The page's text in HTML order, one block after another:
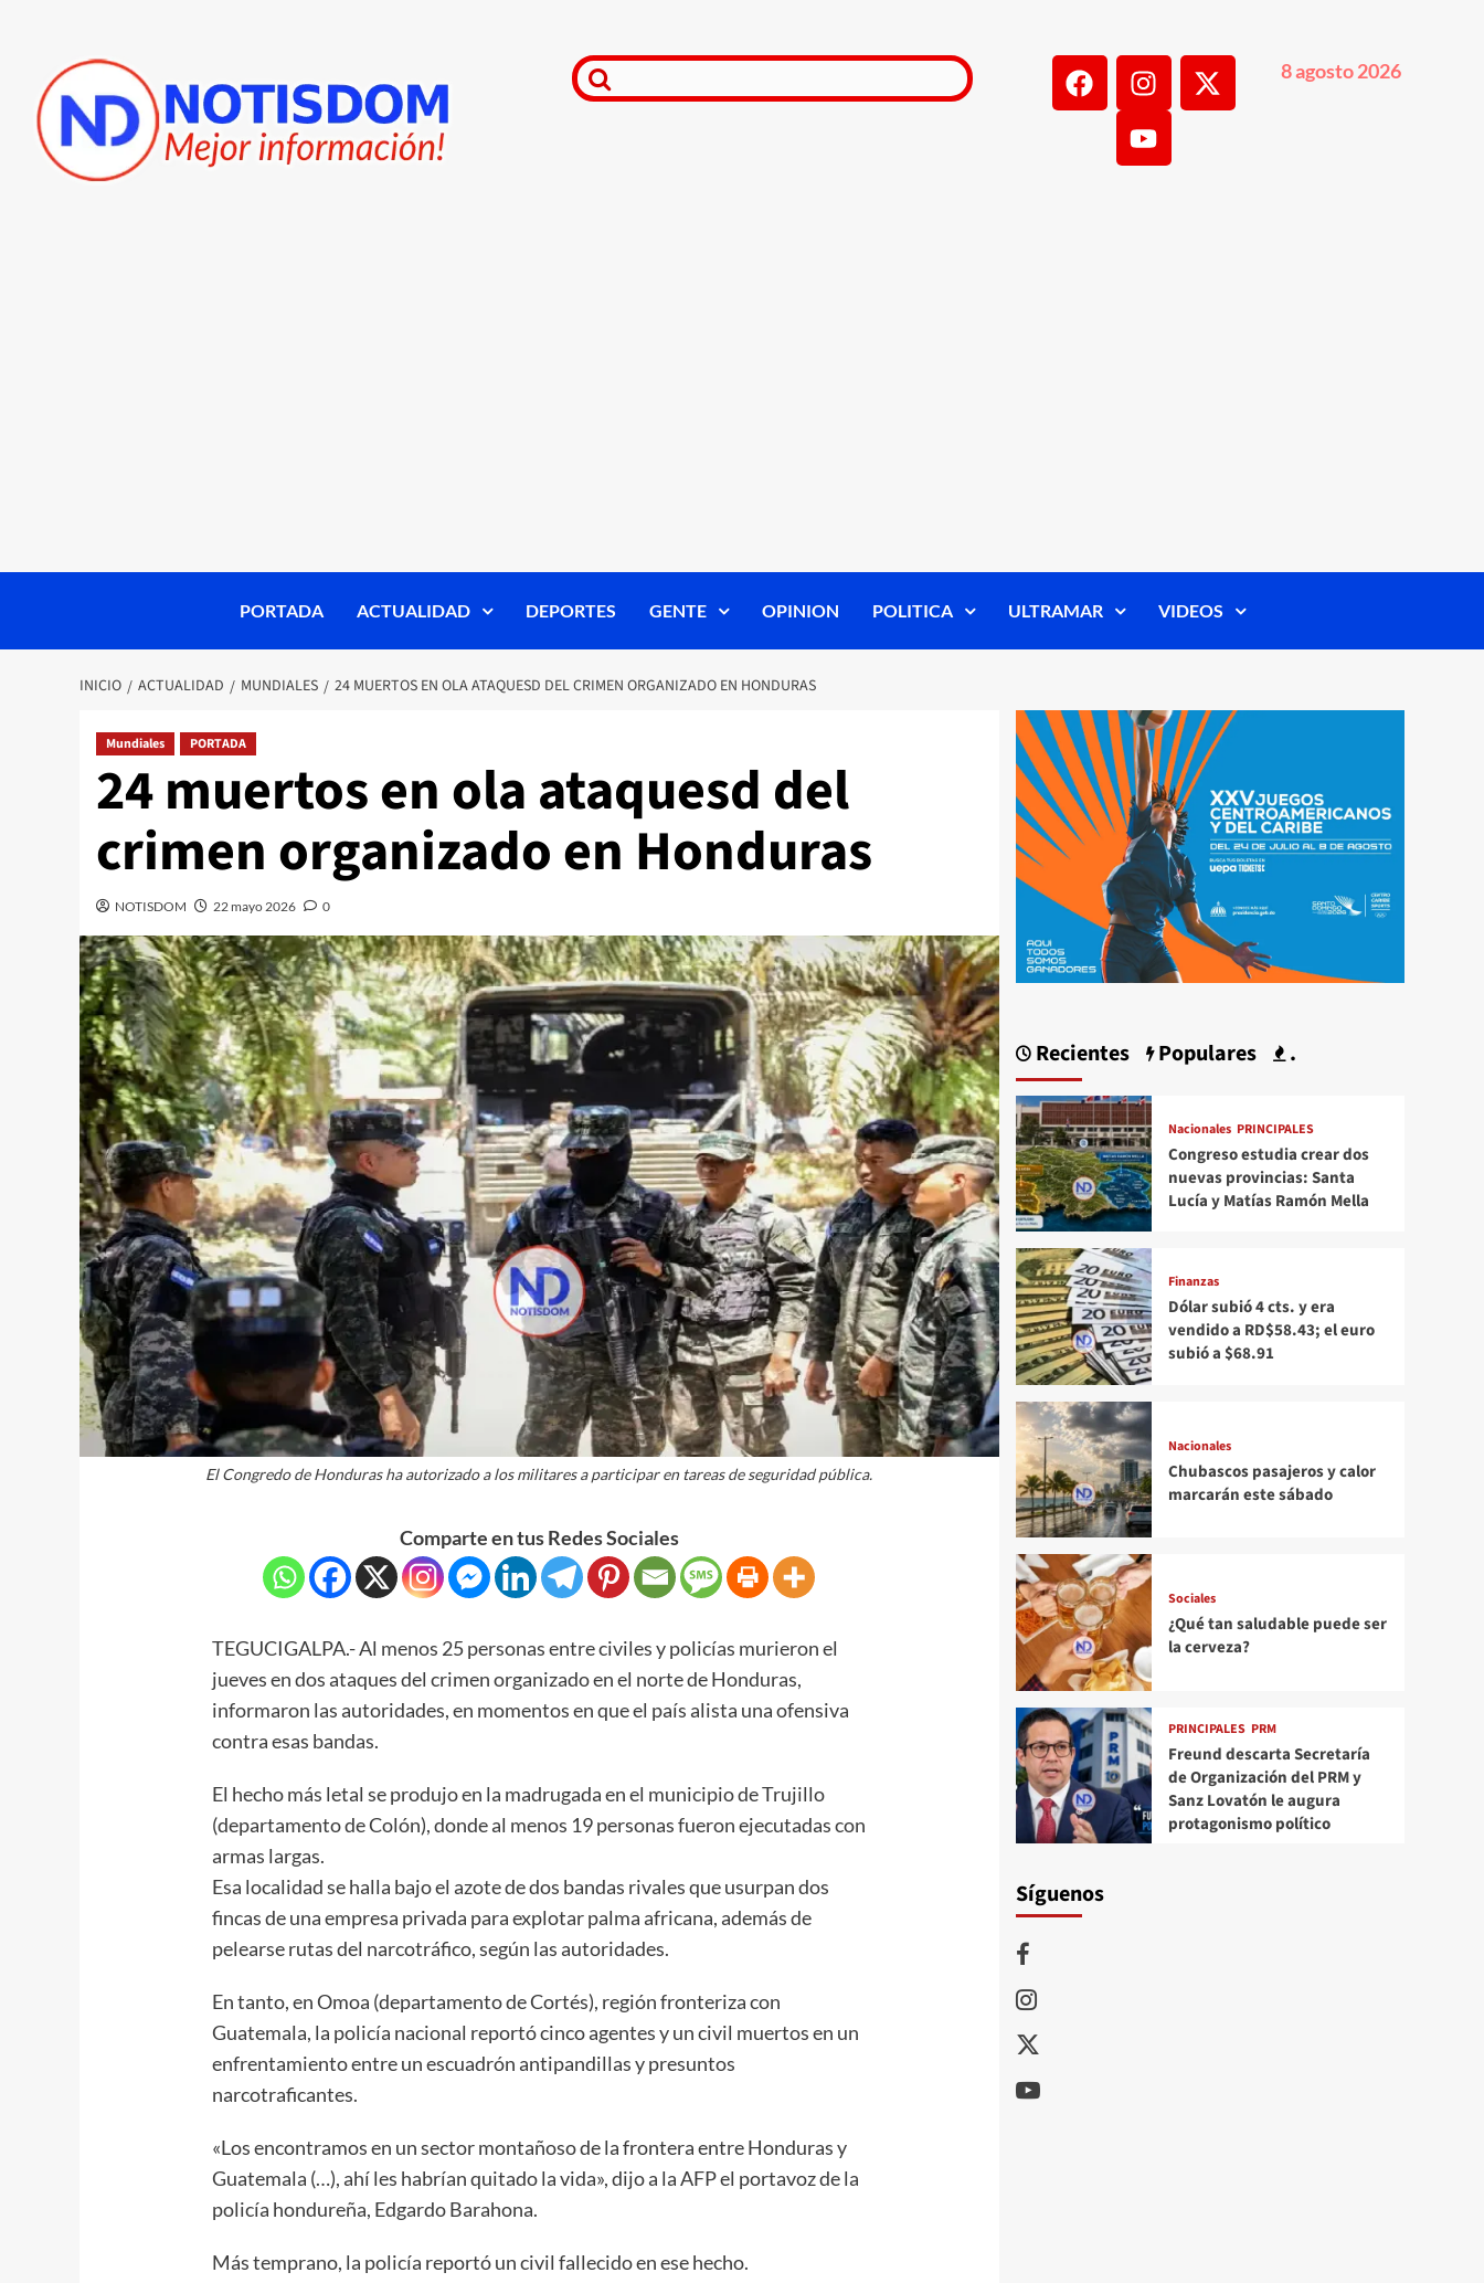
8 agosto 2026
PORTADA ACTUALIDAD DEPORTES GENTE OPINION POLITICA ULTRAMAR VIDEOS
INICIO ACTUALIDAD MUNDIALES 24 MUERTOS EN OLA ATAQUESD DEL CRIMEN ORGANIZADO EN HONDURAS
Mundiales PORTADA
24 muertos en ola ataquesd del
crimen organizado en Honduras
NOTISDOM 22 mayo 2026 0
El Congredo de Honduras ha autorizado a los militares a participar en tareas de seguridad pública.
Comparte en tus Redes Sociales
TEGUCIGALPA.- Al menos 25 personas entre civiles y policías murieron el
jueves en dos ataques del crimen organizado en el norte de Honduras,
informaron las autoridades, en momentos en que el país alista una ofensiva
contra esas bandas.
El hecho más letal se produjo en la madrugada en el municipio de Trujillo
(departamento de Colón), donde al menos 19 personas fueron ejecutadas con
armas largas.
Esa localidad se halla bajo el azote de dos bandas rivales que usurpan dos
fincas de una empresa privada para explotar palma africana, además de
pelearse rutas del narcotráfico, según las autoridades.
En tanto, en Omoa (departamento de Cortés), región fronteriza con
Guatemala, la policía nacional reportó cinco agentes y un civil muertos en un
enfrentamiento entre un escuadrón antipandillas y presuntos
narcotraficantes.
«Los encontramos en un sector montañoso de la frontera entre Honduras y
Guatemala (…), ahí les habrían quitado la vida», dijo a la AFP el portavoz de la
policía hondureña, Edgardo Barahona.
Más temprano, la policía reportó un civil fallecido en ese hecho.
Recientes Populares .
Nacionales PRINCIPALES
Congreso estudia crear dos
nuevas provincias: Santa
Lucía y Matías Ramón Mella
Finanzas
Dólar subió 4 cts. y era
vendido a RD$58.43; el euro
subió a $68.91
Nacionales
Chubascos pasajeros y calor
marcarán este sábado
Sociales
¿Qué tan saludable puede ser
la cerveza?
PRINCIPALES PRM
Freund descarta Secretaría
de Organización del PRM y
Sanz Lovatón le augura
protagonismo político
Síguenos